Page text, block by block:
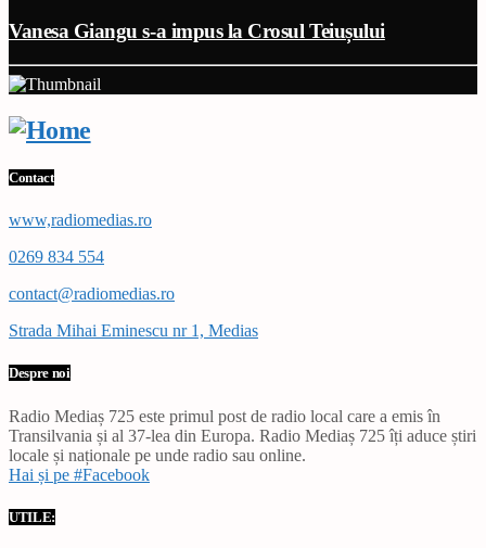
Vanesa Giangu s-a impus la Crosul Teiușului
Contact
www,radiomedias.ro
0269 834 554
contact@radiomedias.ro
Strada Mihai Eminescu nr 1, Medias
Despre noi
Radio Mediaș 725 este primul post de radio local care a emis în
Transilvania și al 37-lea din Europa. Radio Mediaș 725 îți aduce știri
locale și naționale pe unde radio sau online.
Hai și pe #Facebook
UTILE: